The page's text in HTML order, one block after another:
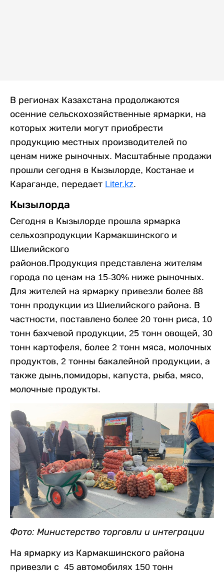
В регионах Казахстана продолжаются
осенние сельскохозяйственные ярмарки, на
которых жители могут приобрести
продукцию местных производителей по
ценам ниже рыночных. Масштабные продажи
прошли сегодня в Кызылорде, Костанае и
Караганде, передает Liter.kz.
Кызылорда
Сегодня в Кызылорде прошла ярмарка
сельхозпродукции Кармакшинского и
Шиелийского
районов.Продукция представлена жителям
города по ценам на 15-30% ниже рыночных.
Для жителей на ярмарку привезли более 88
тонн продукции из Шиелийского района. В
частности, поставлено более 20 тонн риса, 10
тонн бахчевой продукции, 25 тонн овощей, 30
тонн картофеля, более 2 тонн мяса, молочных
продуктов, 2 тонны бакалейной продукции, а
также дынь,помидоры, капуста, рыба, мясо,
молочные продукты.
Фото: Министерство торговли и интеграции
На ярмарку из Кармакшинского района
привезли с 45 автомобилях 150 тонн